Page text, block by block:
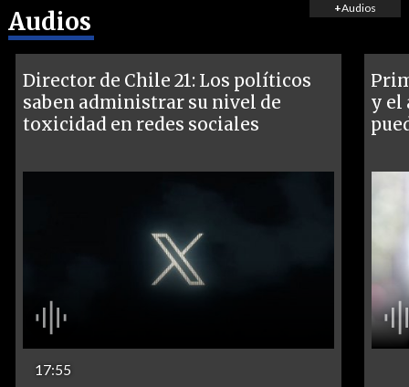
Audios +Audios
Director de Chile 21: Los políticos
saben administrar su nivel de
toxicidad en redes sociales
17:55
y el